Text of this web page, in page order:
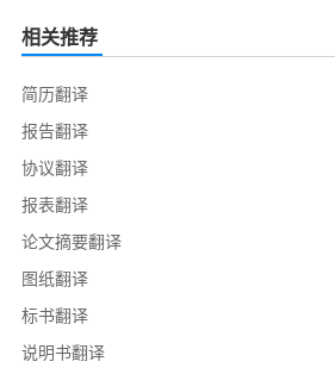
相关推荐
简历翻译
报告翻译
协议翻译
报表翻译
论文摘要翻译
图纸翻译
标书翻译
说明书翻译